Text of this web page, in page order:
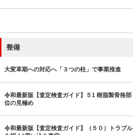
整備
大変革期への対応へ「３つの柱」で事業推進
令和最新版【査定検査ガイド】５1 樹脂製骨格部
位の見極め
令和最新版【査定検査ガイド】（５０）トラブル